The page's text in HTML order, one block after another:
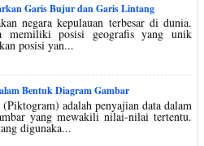
Garis Bujur dan Garis Lintang
negara kepulauan terbesar di dunia.
memiliki posisi geografis yang unik
posisi yan...
Bentuk Diagram Gambar
adalah penyajian data dalam
yang mewakili nilai-nilai tertentu.
digunaka...